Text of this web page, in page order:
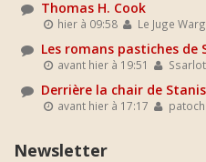
Thomas H. Cook
hier à 09:58 Le Juge
Les romans pastiches de
avant hier à 19:51
Derrière la chair de
avant hier à 17:17
Newsletter